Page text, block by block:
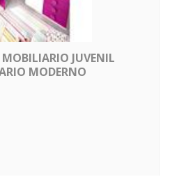
JUVENIL
MODERNO